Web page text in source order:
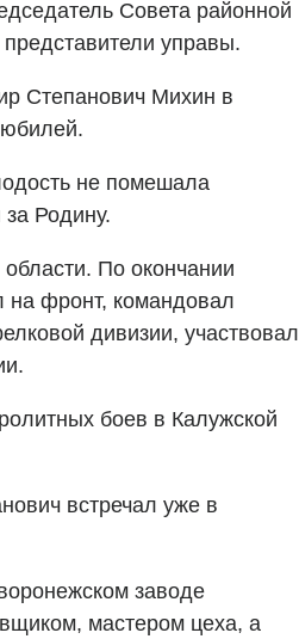
Совета районной
управы.
Степанович Михин в
не помешала
Родину.
По окончании
на фронт, командовал
дивизии, участвовал
боев в Калужской
встречал уже в
заводе
мастером цеха, а